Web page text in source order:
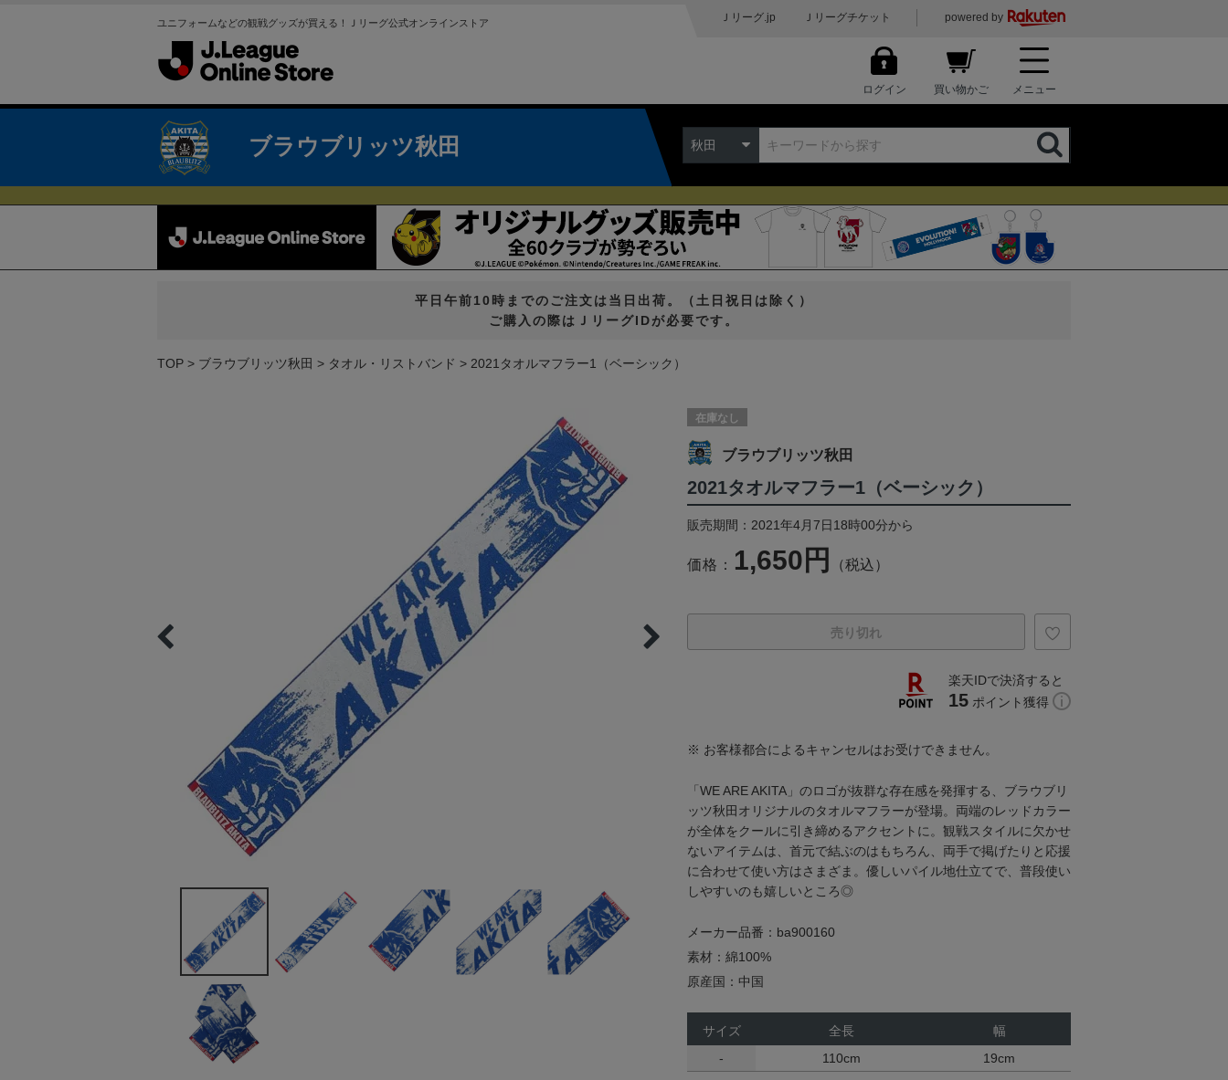
ユニフォームなどの観戦グッズが買える！Ｊリーグ公式オンラインストア Ｊリーグ.jp Ｊリーグチケット powered by
ログイン 買い物かご メニュー
ブラウブリッツ秋田 秋田
平日午前10時までのご注文は当日出荷。（土日祝日は除く）
ご購入の際はＪリーグIDが必要です。
TOP ブラウブリッツ秋田 タオル・リストバンド 2021タオルマフラー1（ベーシック）
在庫なし
ブラウブリッツ秋田
2021タオルマフラー1（ベーシック）
販売期間：2021年4月7日18時00分から
価格： 1,650円 （税込）
売り切れ
楽天IDで決済すると
15 ポイント獲得
※ お客様都合によるキャンセルはお受けできません。
「WE ARE AKITA」のロゴが抜群な存在感を発揮する、ブラウブリ
ッツ秋田オリジナルのタオルマフラーが登場。両端のレッドカラー
が全体をクールに引き締めるアクセントに。観戦スタイルに欠かせ
ないアイテムは、首元で結ぶのはもちろん、両手で掲げたりと応援
に合わせて使い方はさまざま。優しいパイル地仕立てで、普段使い
しやすいのも嬉しいところ◎
メーカー品番：ba900160
素材：綿100%
原産国：中国
サイズ 全長
幅
-
110cm 19cm